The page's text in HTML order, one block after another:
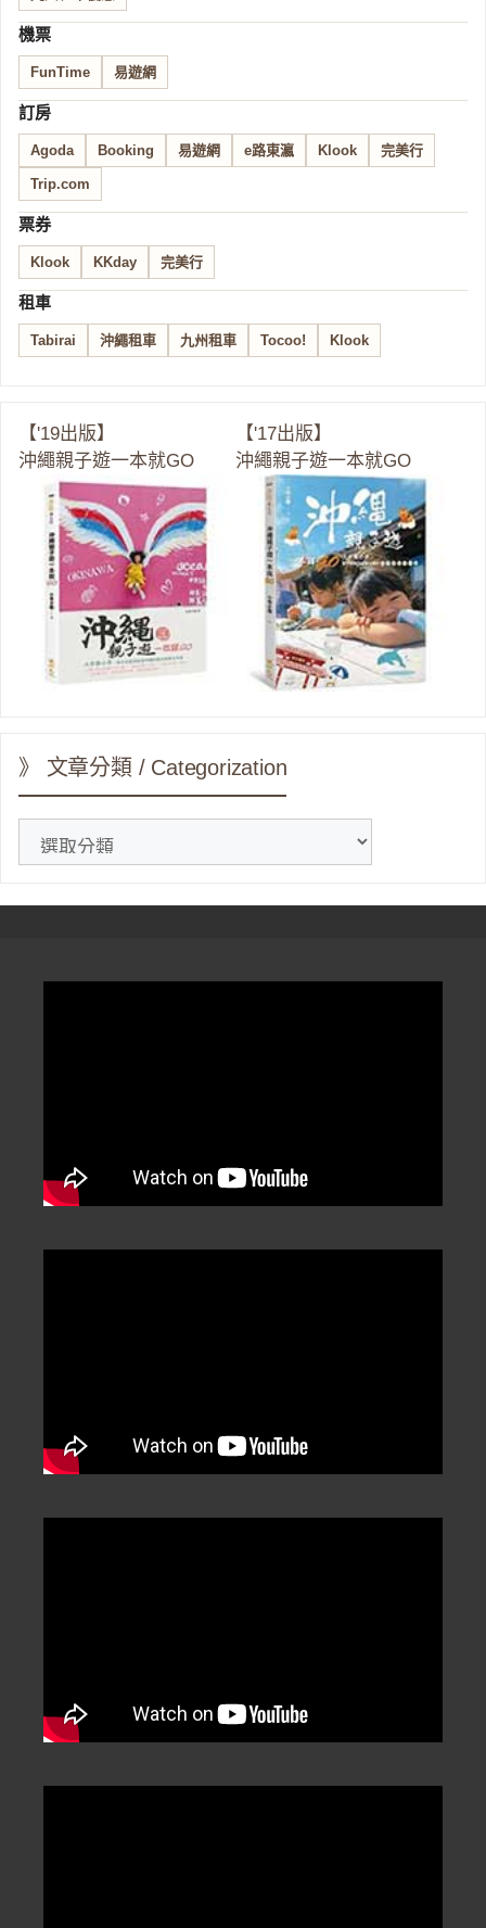
機票
FunTime 易遊網
訂房
Agoda Booking 易遊網 e路東瀛 Klook 完美行
Trip.com
票券
Klook KKday 完美行
租車
Tabirai 沖繩租車 九州租車 Tocoo! Klook
【'19出版】
沖繩親子遊一本就GO
【'17出版】
沖繩親子遊一本就GO
》 文章分類 / Categorization
分